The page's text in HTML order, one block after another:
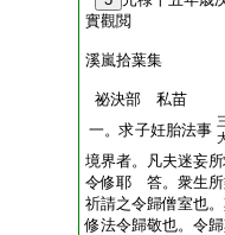
實觀閲
溪嵐拾葉集
祕決部 私苗
一。求子妊胎法事
境界者。凡夫迷妄
令修耶 答。衆生所
祈請之令歸僧室也
修法令歸敬也。令